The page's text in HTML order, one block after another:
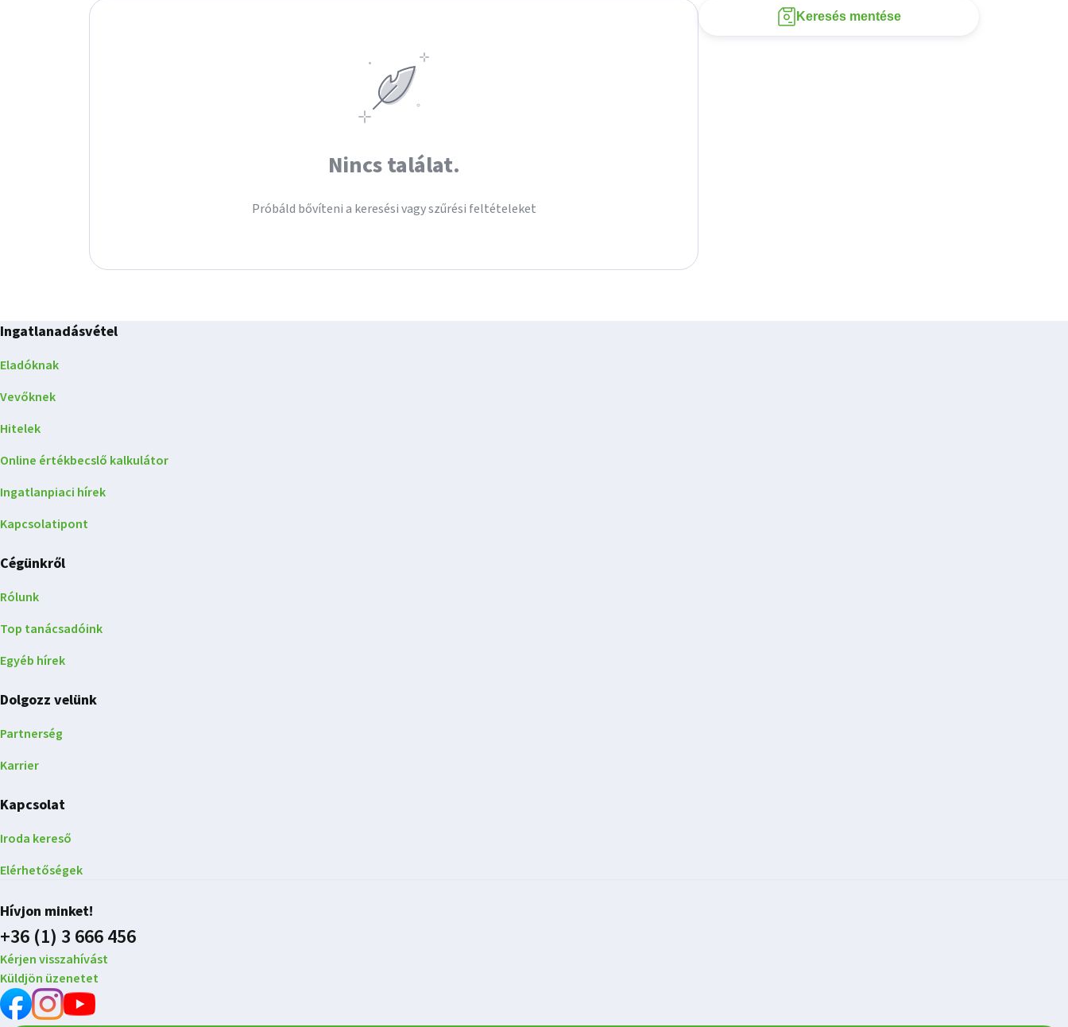
Nincs találat.
Próbáld bővíteni a keresési vagy szűrési feltételeket
Keresés mentése
Ingatlanadásvétel
Eladóknak
Vevőknek
Hitelek
Online értékbecslő kalkulátor
Ingatlanpiaci hírek
Kapcsolatipont
Cégünkről
Rólunk
Top tanácsadóink
Egyéb hírek
Dolgozz velünk
Partnerség
Karrier
Kapcsolat
Iroda kereső
Elérhetőségek
Hívjon minket!
+36 (1) 3 666 456
Kérjen visszahívást
Küldjön üzenetet